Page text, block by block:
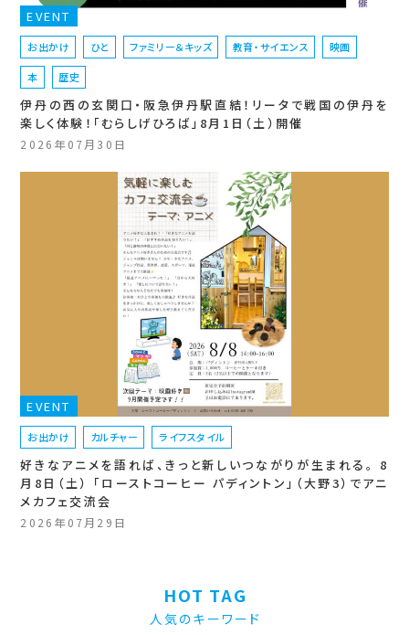
EVENT
お出かけ ひと ファミリー＆キッズ 教育・サイエンス 映画
本 歴史
伊丹の西の玄関口・阪急伊丹駅直結！リータで戦国の伊丹を
楽しく体験！「むらしげひろば」8月1日（土）開催
2026年07月30日
EVENT
お出かけ カルチャー ライフスタイル
好きなアニメを語れば、きっと新しいつながりが生まれる。 8
月8日（土） 「ローストコーヒー パディントン」（大野3）でアニ
メカフェ交流会
2026年07月29日
HOT TAG
人気のキーワード